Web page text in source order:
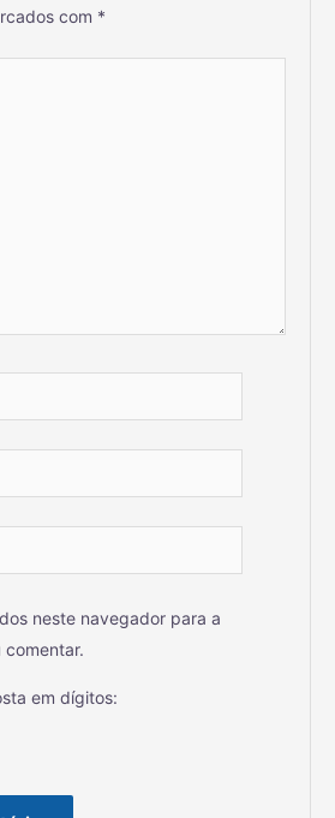
com *
neste navegador para a
em dígitos: